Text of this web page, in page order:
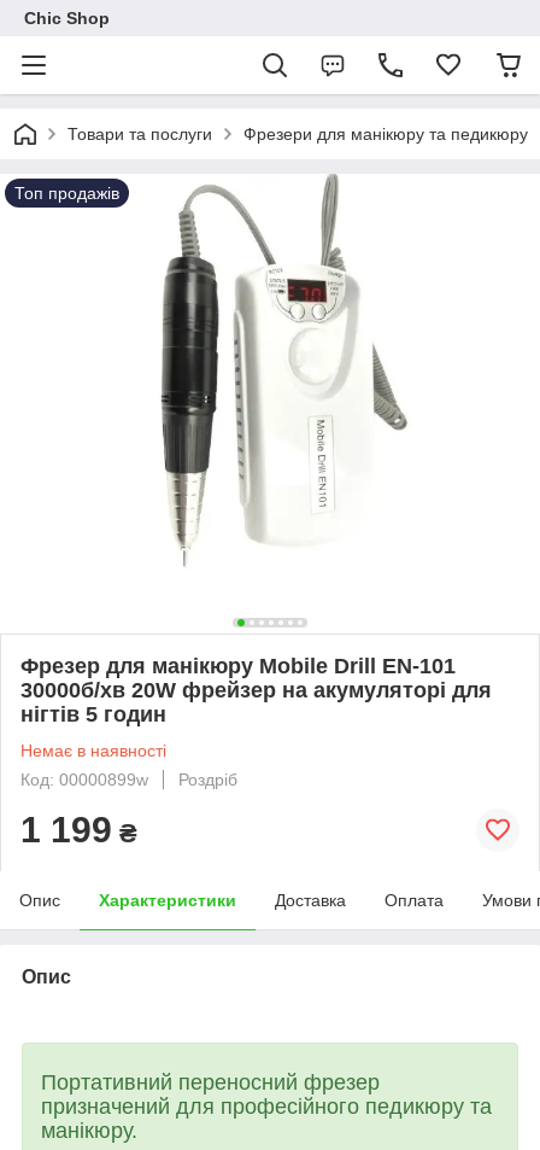
Chic Shop
Товари та послуги Фрезери для манікюру та педикюру
Топ продажів
Фрезер для манікюру Mobile Drill EN-101
30000б/хв 20W фрейзер на акумуляторі для
нігтів 5 годин
Немає в наявності
Код: 00000899w
Роздріб
1 199 ₴
Опис Характеристики Доставка Оплата Умови
Опис
Портативний переносний фрезер
призначений для професійного педикюру та
манікюру.